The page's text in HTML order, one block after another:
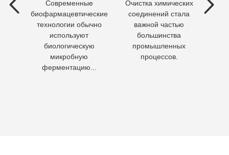
Современные
биофармацевтические
технологии обычно
используют
биологическую
микробную
ферментацию...
Очистка химических
соединений стала
важной частью
большинства
промышленных
процессов.